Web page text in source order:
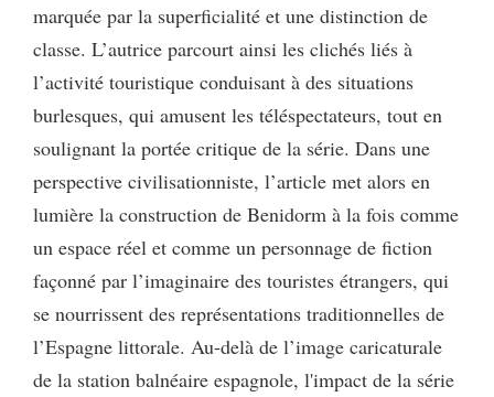
marquée par la superficialité et une distinction de
classe. L’autrice parcourt ainsi les clichés liés à
l’activité touristique conduisant à des situations
burlesques, qui amusent les téléspectateurs, tout en
soulignant la portée critique de la série. Dans une
perspective civilisationniste, l’article met alors en
lumière la construction de Benidorm à la fois comme
un espace réel et comme un personnage de fiction
façonné par l’imaginaire des touristes étrangers, qui
se nourrissent des représentations traditionnelles de
l’Espagne littorale. Au-delà de l’image caricaturale
de la station balnéaire espagnole, l'impact de la série